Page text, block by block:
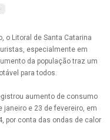
o Litoral de Santa Catarina
especialmente em
da população traz um
para todos.
aumento de consumo
janeiro e 23 de fevereiro, em
por conta das ondas de calor